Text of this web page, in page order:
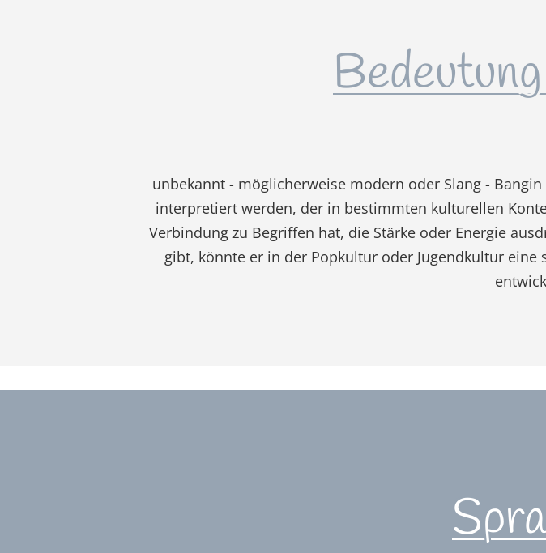
unbekannt - möglicherweise modern oder Slang -
interpretiert werden, der in bestimmten kulturellen
Verbindung zu Begriffen hat, die Stärke oder Energie
gibt, könnte er in der Popkultur oder Jugendkultur